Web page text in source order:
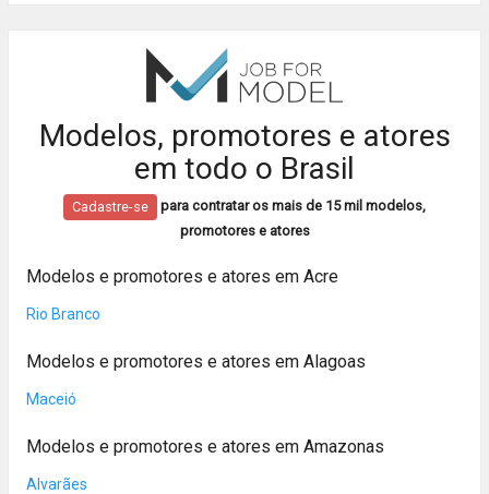
Modelos, promotores e atores
em todo o Brasil
Cadastre-se
para contratar os mais de 15 mil modelos,
promotores e atores
Modelos e promotores e atores em Acre
Rio Branco
Modelos e promotores e atores em Alagoas
Maceió
Modelos e promotores e atores em Amazonas
Alvarães